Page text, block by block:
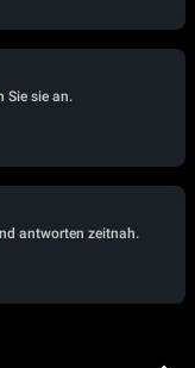
Sie sie an.
antworten zeitnah.